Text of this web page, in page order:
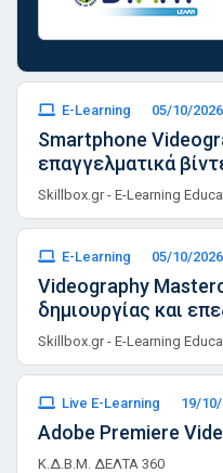
E-Learning 05/10/2026
Smartphone
επαγγελματικά
Skillbox.gr - E-Learning
E-Learning 05/10/2026
Videography
δημιουργίας και
Skillbox.gr - E-Learning
Live E-Learning 19/
Adobe Premiere
Κ.Δ.Β.Μ. ΔΕΛΤΑ 360